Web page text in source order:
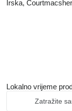
Irska,
Lokalno vrijeme
Zatražite